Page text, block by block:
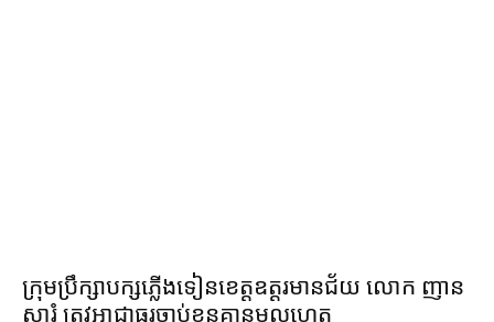
ក្រុមប្រឹក្សា​បក្ស​ភ្លើងទៀន​ខេត្ត​ឧត្ដរមានជ័យ លោក ញាន
សារុំ ត្រូវ​អាជ្ញាធរ​ចាប់ខ្លួន​គ្មាន​មូលហេតុ